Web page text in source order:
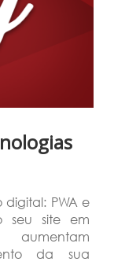
PWA e
seu site em
da sua